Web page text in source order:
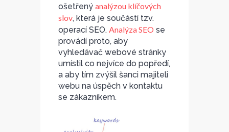
ošetřený analýzou klíčových
slov, která je součástí tzv.
operací SEO. Analýza SEO se
provádí proto, aby
vyhledávač webové stránky
umístil co nejvíce do popředí,
a aby tím zvýšil šanci majiteli
webu na úspěch v kontaktu
se zákazníkem.